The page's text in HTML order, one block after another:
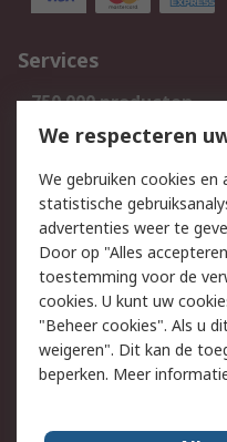
Services
750.000 producten
Bestellen
Track & Trace
Wettelijk
Cookiebeleid
Privacybeleid
Algemene
verkoopvoorwaarden
We respecteren
We gebruiken cookies
statistische
advertenties weer te
Door op "Alles
toestemming voor de
cookies. U kunt uw
"Beheer cookies". Als u
weigeren". Dit kan de
beperken. Meer